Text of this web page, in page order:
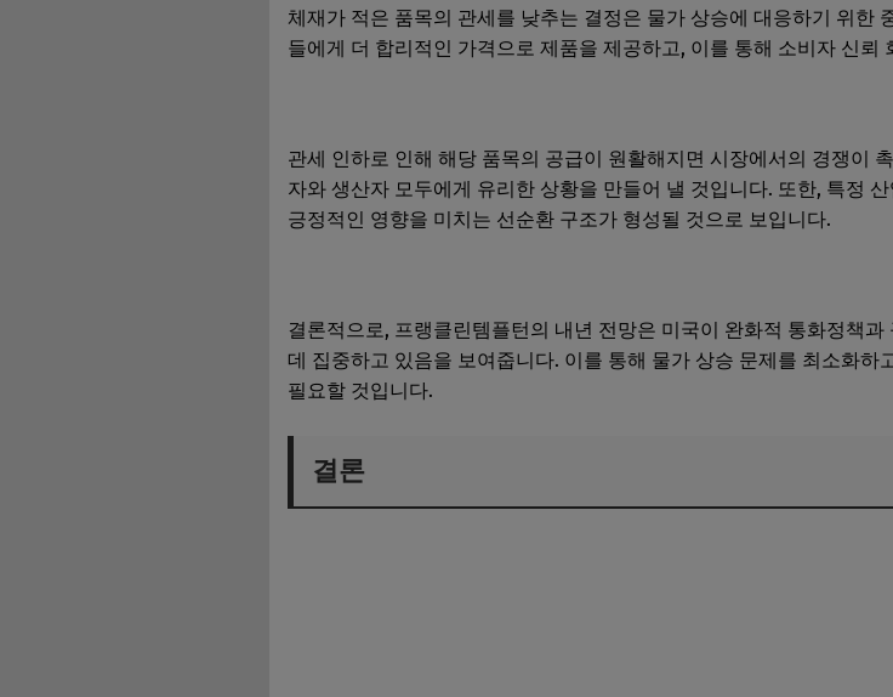
체재가 적은 품목의 관세를 낮추는 결정은 물가 상승에 대응하기 위한
들에게 더 합리적인 가격으로 제품을 제공하고, 이를 통해 소비자 신뢰
관세 인하로 인해 해당 품목의 공급이 원활해지면 시장에서의 경쟁이
자와 생산자 모두에게 유리한 상황을 만들어 낼 것입니다. 또한, 특정
긍정적인 영향을 미치는 선순환 구조가 형성될 것으로 보입니다.
결론적으로, 프랭클린템플턴의 내년 전망은 미국이 완화적 통화정책
데 집중하고 있음을 보여줍니다. 이를 통해 물가 상승 문제를 최소화
필요할 것입니다.
결론